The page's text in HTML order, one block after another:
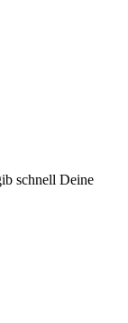
schnell Deine